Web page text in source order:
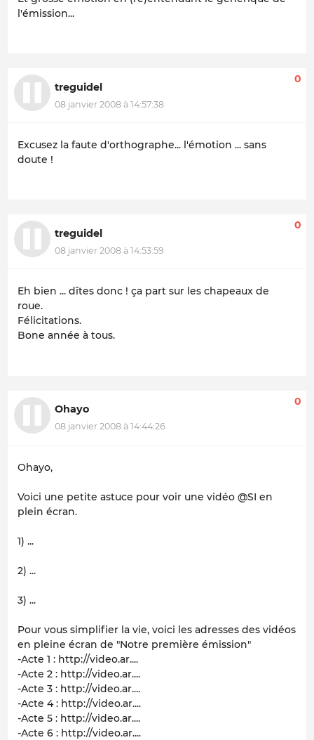
l'émission...
treguidel
08 janvier 2008 à 14:57:38
0
Excusez la faute d'orthographe... l'émotion ... sans
doute !
treguidel
08 janvier 2008 à 14:53:59
0
Eh bien ... dîtes donc ! ça part sur les chapeaux de
roue.
Félicitations.
Bone année à tous.
Ohayo
08 janvier 2008 à 14:44:26
0
Ohayo,
Voici une petite astuce pour voir une vidéo @SI en
plein écran.
1) ...
2) ...
3) ...
Pour vous simplifier la vie, voici les adresses des vidéos
en pleine écran de "Notre première émission"
-Acte 1 : http://video.ar....
-Acte 2 : http://video.ar....
-Acte 3 : http://video.ar....
-Acte 4 : http://video.ar....
-Acte 5 : http://video.ar....
-Acte 6 : http://video.ar....